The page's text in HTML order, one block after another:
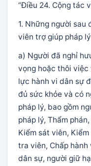
“Điều 24. Cộng tác
1. Những người
viên trợ giúp pháp
a) Người đã nghỉ
vọng hoặc thôi việc
lực hành vi dân sự
đủ sức khỏe và có
pháp lý, bao gồm
pháp lý, Thẩm
Kiểm sát viên,
tra viên, Chấp
dân sự, người giữ